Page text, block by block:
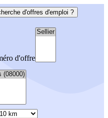
d'offres d'emploi ?
d'offre